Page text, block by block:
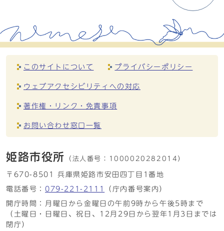
このサイトについて プライバシーポリシー
ウェブアクセシビリティへの対応
著作権・リンク・免責事項
お問い合わせ窓口一覧
姫路市役所 （法人番号： 1000020282014）
〒670-8501 兵庫県姫路市安田四丁目1番地
電話番号： 079-221-2111
（庁内番号案内）
開庁時間：月曜日から金曜日の午前9時から午後5時まで
（土曜日・日曜日、祝日、12月29日から翌年1月3日までは
閉庁）